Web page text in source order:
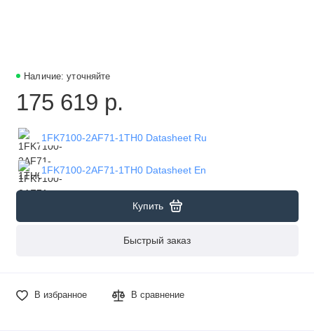
Наличие: уточняйте
175 619 р.
1FK7100-2AF71-1TH0 Datasheet Ru
1FK7100-2AF71-1TH0 Datasheet En
Купить
Быстрый заказ
В избранное В сравнение